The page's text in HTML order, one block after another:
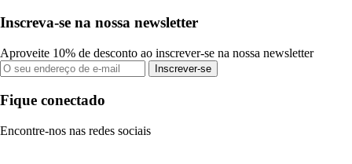
Inscreva-se na nossa newsletter
Aproveite 10% de desconto ao inscrever-se na nossa newsletter
Inscrever-se
Fique conectado
Encontre-nos nas redes sociais